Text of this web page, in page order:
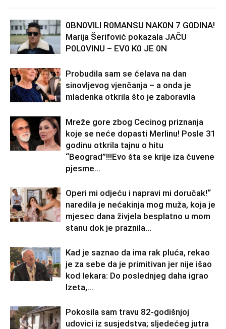
0BN0VlLl R0MANSU NAK0N 7 G0DlNA!
Marija Šerifović pokazala JAČU
P0L0VINU – EV0 K0 JE 0N
Probudila sam se ćelava na dan
sinovljevog vjenčanja – a onda je
mladenka otkrila što je zaboravila
Mreže gore zbog Cecinog priznanja
koje se neće dopasti Merlinu! Posle 31
godinu otkrila tajnu o hitu
“Beograd”!!!Evo šta se krije iza čuvene
pjesme...
Operi mi odjeću i napravi mi doručak!“
naredila je nećakinja mog muža, koja je
mjesec dana živjela besplatno u mom
stanu dok je praznila...
Kad je saznao da ima rak pluća, rekao
je za sebe da je primitivan jer nije išao
kod lekara: Do poslednjeg daha igrao
Izeta,...
Pokosila sam travu 82-godišnjoj
udovici iz susjedstva; sljedećeg jutra